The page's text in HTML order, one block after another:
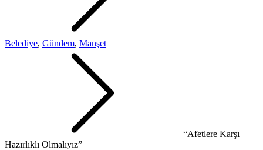
Belediye, Gündem, Manşet
“Afetlere Karşı
Hazırlıklı Olmalıyız”